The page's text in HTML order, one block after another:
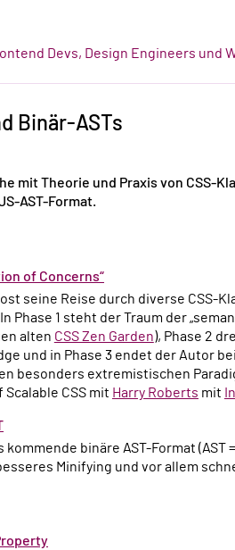
Devs, Design Engineers und
Binär-ASTs
mit Theorie und Praxis von CSS-
AST-Format.
of Concerns“
seine Reise durch diverse CSS-
Phase 1 steht der Traum der
alten CSS Zen Garden), Phase 2
und in Phase 3 endet der Autor
besonders extremistischen
CSS mit Harry Roberts mit
binäre AST-Format (AST
Minifying und vor allem